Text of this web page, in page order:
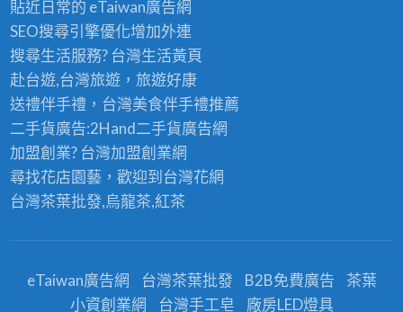
貼近日常的 eTaiwan廣告網
SEO搜尋引擎優化增加外連
搜尋生活服務? 台灣生活黃頁
赴台遊,台灣旅遊，旅遊好康
送禮伴手禮，台灣美食伴手禮推薦
二手貨廣告:2Hand二手貨廣告網
加盟創業? 台灣加盟創業網
尋找花店園藝，歡迎到台灣花網
台灣茶葉批發,烏龍茶,紅茶
eTaiwan廣告網 台灣茶葉批發 B2B免費廣告
茶葉
小資創業網
台灣手工皂 廠房LED燈具